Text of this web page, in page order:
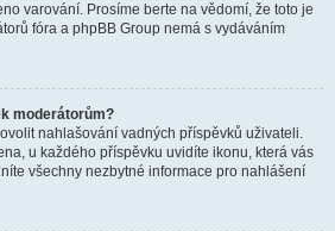
varování. Prosíme berte na vědomí, že toto je
fóra a phpBB Group nemá s vydáváním
moderátorům?
nahlašování vadných příspěvků uživateli.
u každého příspěvku uvidíte ikonu, která vás
všechny nezbytné informace pro nahlášení